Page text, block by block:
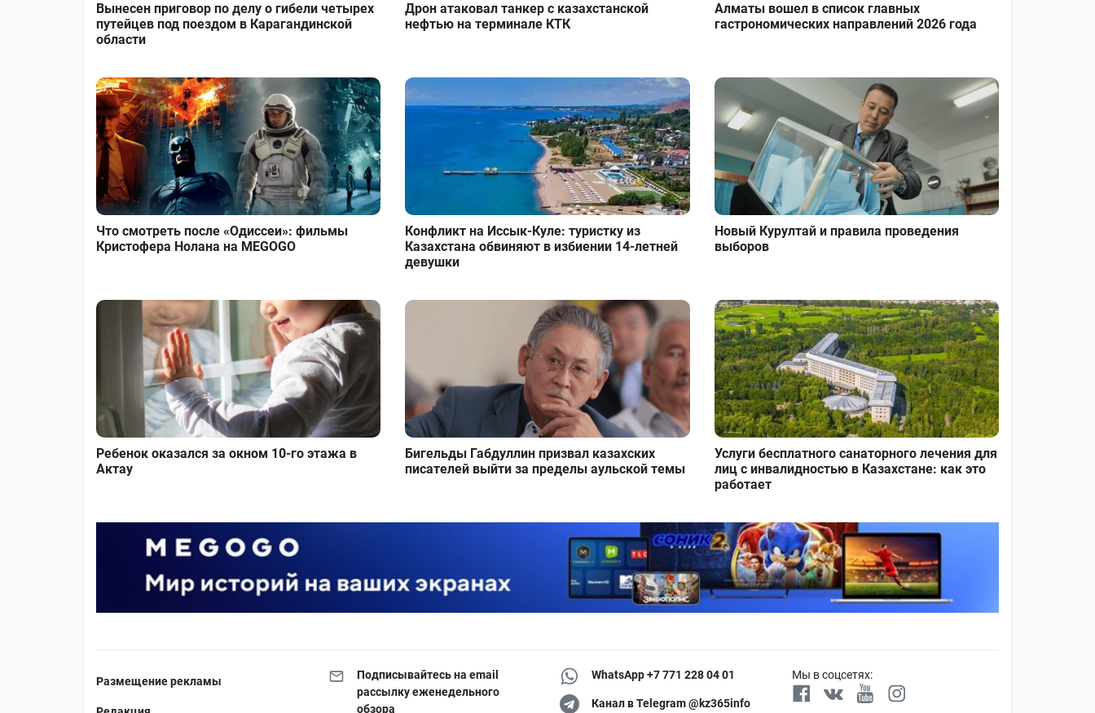
Вынесен приговор по делу о гибели четырех
путейцев под поездом в Карагандинской
области
Дрон атаковал танкер с казахстанской
нефтью на терминале КТК
Алматы вошел в список главных
гастрономических направлений 2026 года
Что смотреть после «Одиссеи»: фильмы
Кристофера Нолана на MEGOGO
Конфликт на Иссык-Куле: туристку из
Казахстана обвиняют в избиении 14-летней
девушки
Новый Курултай и правила проведения
выборов
Ребенок оказался за окном 10-го этажа в
Актау
Бигельды Габдуллин призвал казахских
писателей выйти за пределы аульской темы
Услуги бесплатного санаторного лечения для
лиц с инвалидностью в Казахстане: как это
работает
Размещение рекламы
Подписывайтесь на email
рассылку еженедельного
обзора
WhatsApp +7 771 228 04 01
Канал в Telegram @kz365info
Мы в соцсетях: